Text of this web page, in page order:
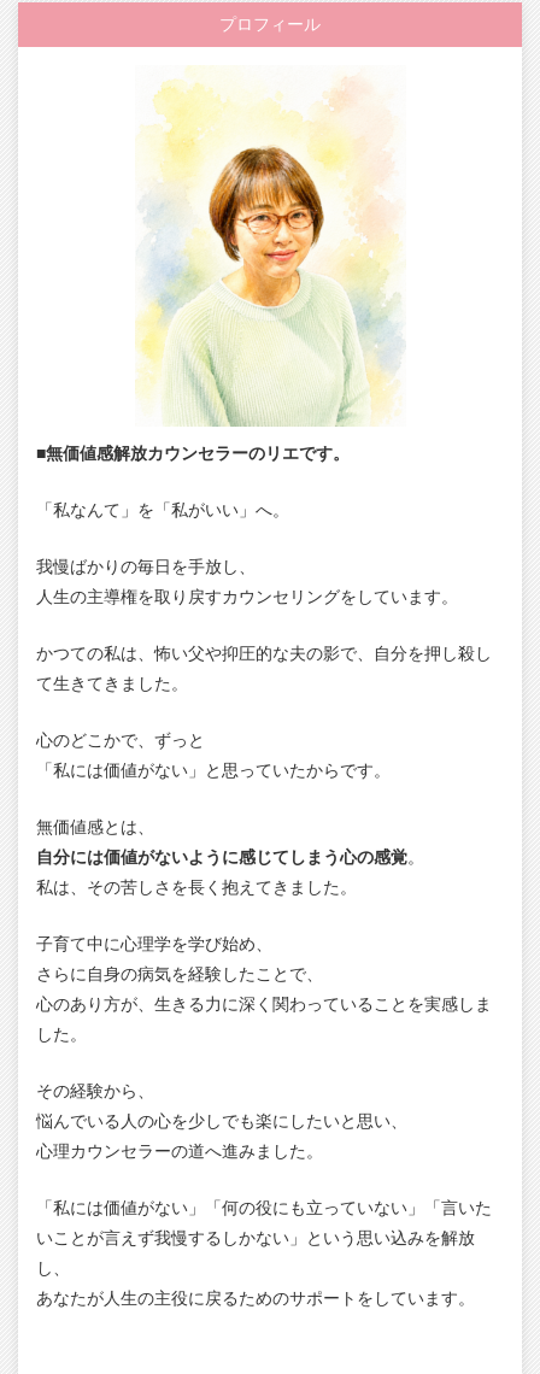
プロフィール
■無価値感解放カウンセラーのリエです。
「私なんて」を「私がいい」へ。
我慢ばかりの毎日を手放し、
人生の主導権を取り戻すカウンセリングをしています。
かつての私は、怖い父や抑圧的な夫の影で、自分を押し殺し
て生きてきました。
心のどこかで、ずっと
「私には価値がない」と思っていたからです。
無価値感とは、
自分には価値がないように感じてしまう心の感覚。
私は、その苦しさを長く抱えてきました。
子育て中に心理学を学び始め、
さらに自身の病気を経験したことで、
心のあり方が、生きる力に深く関わっていることを実感しま
した。
その経験から、
悩んでいる人の心を少しでも楽にしたいと思い、
心理カウンセラーの道へ進みました。
「私には価値がない」「何の役にも立っていない」「言いた
いことが言えず我慢するしかない」という思い込みを解放
し、
あなたが人生の主役に戻るためのサポートをしています。